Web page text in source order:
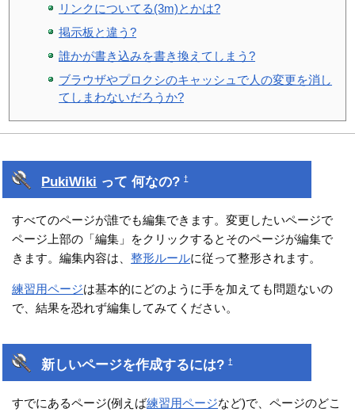
リンクについてる(3m)とかは?
掲示板と違う?
誰かが書き込みを書き換えてしまう?
ブラウザやプロクシのキャッシュで人の変更を消し
てしまわないだろうか?
PukiWiki って 何なの?†
すべてのページが誰でも編集できます。変更したいページで
ページ上部の「編集」をクリックするとそのページが編集で
きます。編集内容は、整形ルールに従って整形されます。
練習用ページは基本的にどのように手を加えても問題ないの
で、結果を恐れず編集してみてください。
新しいページを作成するには?†
すでにあるページ(例えば練習用ページなど)で、ページのどこ